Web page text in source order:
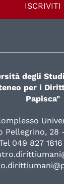
ISCRIVITI
degli
per i
Papisca"
Pellegrino, 28
049 827 1816